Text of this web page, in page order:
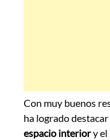
Con muy buenos
ha logrado
espacio interiory el